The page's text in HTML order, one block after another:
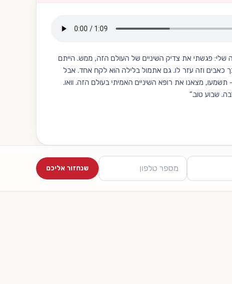
פגשתי את צדיק השיניים של העולם הזה, ממש. הייתם
כאבים וזה עזר לו. גם אתמול בלילה הוא לקח אחד. אבל
מצאנו את רופא השיניים האמיתי בעולם הזה. וואו.
שבוע טוב.”
שנחזור אליכם